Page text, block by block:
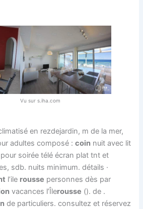
Vu sur s.iha.com
en rezdejardin, m de la mer,
adultes composé :coin nuit avec lit
soirée télé écran plat tnt et
sdb. nuits minimum. détails ·
l’ile rousse personnes dès par
vacances l’Îlerousse (). de .
de particuliers. consultez et réservez